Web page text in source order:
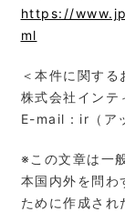
https://
ml
＜本件に関する
株式会社イン
E-mail：ir（ア
※この文章は一
本国内外を問わ
ために作成さ